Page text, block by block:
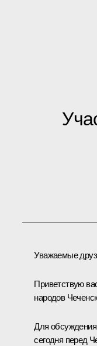
Уважаемые
Приветствую
народов
Для
сегодня перед